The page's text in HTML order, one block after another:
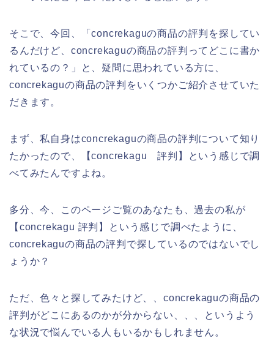
そこで、今回、「concrekaguの商品の評判を探してい
るんだけど、concrekaguの商品の評判ってどこに書か
れているの？」と、疑問に思われている方に、
concrekaguの商品の評判をいくつかご紹介させていた
だきます。
まず、私自身はconcrekaguの商品の評判について知り
たかったので、【concrekagu 評判】という感じで調
べてみたんですよね。
多分、今、このページご覧のあなたも、過去の私が
【concrekagu 評判】という感じで調べたように、
concrekaguの商品の評判で探しているのではないでし
ょうか？
ただ、色々と探してみたけど、、concrekaguの商品の
評判がどこにあるのかが分からない、、、というよう
な状況で悩んでいる人もいるかもしれません。